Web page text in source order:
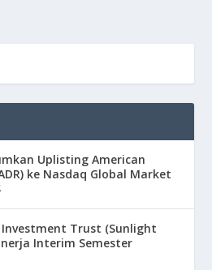
Uplisting American
ke Nasdaq Global Market
Trust (Sunlight
Interim Semester